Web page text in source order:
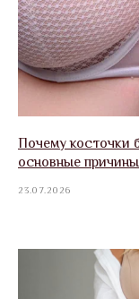
Почему косточки
основные
23.07.2026